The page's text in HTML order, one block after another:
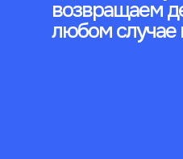
возвращаем
любом